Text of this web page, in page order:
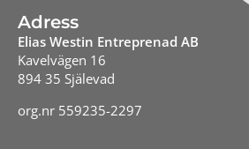
Adress
Elias Westin Entreprenad AB
Kavelvägen 16
894 35 Själevad
org.nr 559235-2297